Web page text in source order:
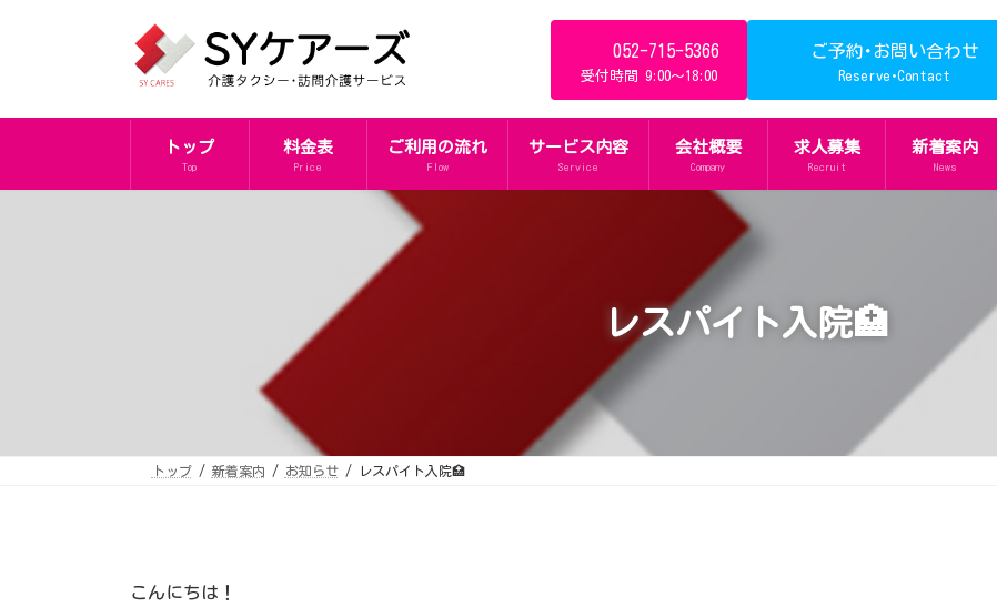
ス
ン
052-715-5366
受付時間 9:00～18:00
ご予約･お問い合わせ
Reserve･Contact
トップ
Top
料金表
Price
ご利用の流れ
Flow
サービス内容
Service
会社概要
Company
求人募集
Recruit
新着案内
News
レスパイト入院🏥
トップ 新着案内 お知らせ レスパイト入院🏥
こんにちは！